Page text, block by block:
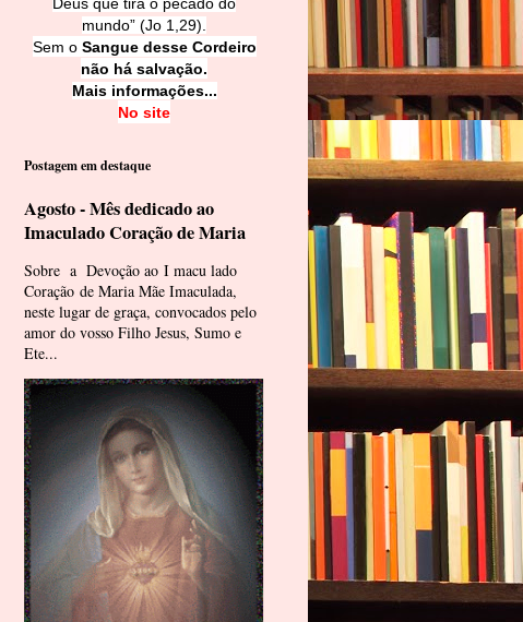
mundo” (Jo 1,29).
Sem o Sangue desse Cordeiro
não há salvação.
Mais informações...
No site
Postagem em destaque
Agosto - Mês dedicado ao
Imaculado Coração de Maria
Sobre a Devoção ao I macu lado
Coração de Maria Mãe Imaculada,
neste lugar de graça, convocados pelo
amor do vosso Filho Jesus, Sumo e
Ete...